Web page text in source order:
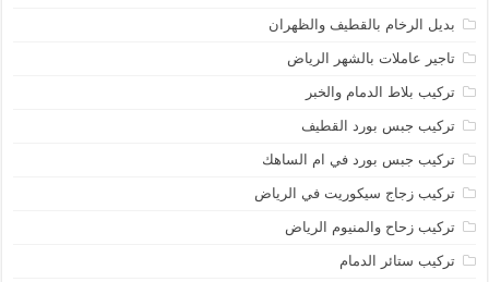
بديل الرخام بالقطيف والظهران
تاجير عاملات بالشهر الرياض
تركيب بلاط الدمام والخبر
تركيب جبس بورد القطيف
تركيب جبس بورد في ام الساهك
تركيب زجاج سيكوريت في الرياض
تركيب زحاح والمنيوم الرياض
تركيب ستائر الدمام